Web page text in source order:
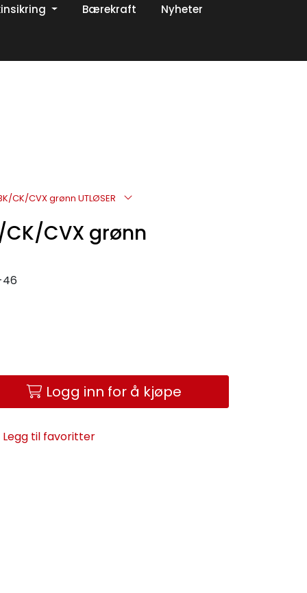
Bærekraft Nyheter
CK/CVX grønn UTLØSER
CVX grønn
Logg inn for å kjøpe
Legg til favoritter